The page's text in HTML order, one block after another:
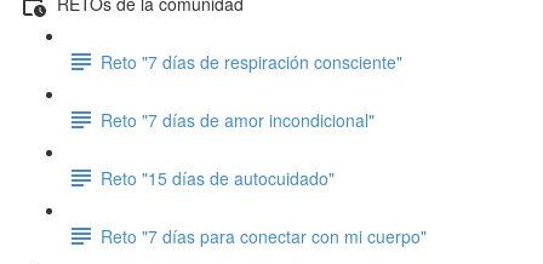
Reto "7 días de respiración consciente"
Reto "7 días de amor incondicional"
Reto "15 días de autocuidado"
Reto "7 días para conectar con mi cuerpo"